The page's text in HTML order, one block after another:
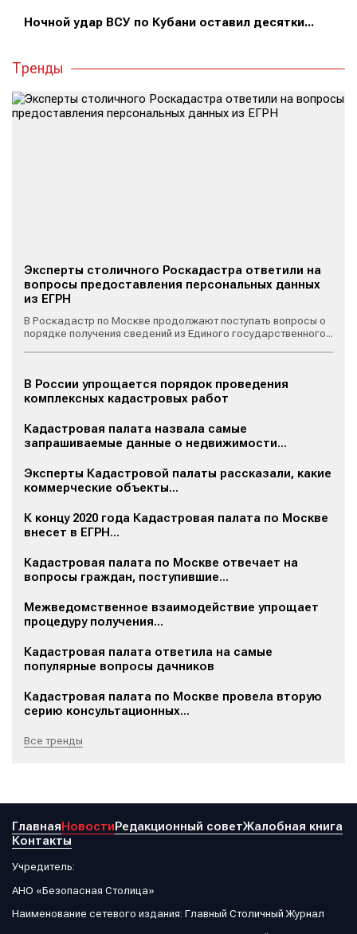
Ночной удар ВСУ по Кубани оставил десятки...
Тренды
Эксперты столичного Роскадастра ответили на
вопросы предоставления персональных данных
из ЕГРН
В Роскадастр по Москве продолжают поступать вопросы о
порядке получения сведений из Единого государственного...
В России упрощается порядок проведения
комплексных кадастровых работ
Кадастровая палата назвала самые
запрашиваемые данные о недвижимости...
Эксперты Кадастровой палаты рассказали, какие
коммерческие объекты...
К концу 2020 года Кадастровая палата по Москве
внесет в ЕГРН...
Кадастровая палата по Москве отвечает на
вопросы граждан, поступившие...
Межведомственное взаимодействие упрощает
процедуру получения...
Кадастровая палата ответила на самые
популярные вопросы дачников
Кадастровая палата по Москве провела вторую
серию консультационных...
Все тренды
ГлавнаяНовостиРедакционный советЖалобная книга
Контакты
Учредитель:
АНО «Безопасная Столица»
Наименование сетевого издания: Главный Столичный Журнал